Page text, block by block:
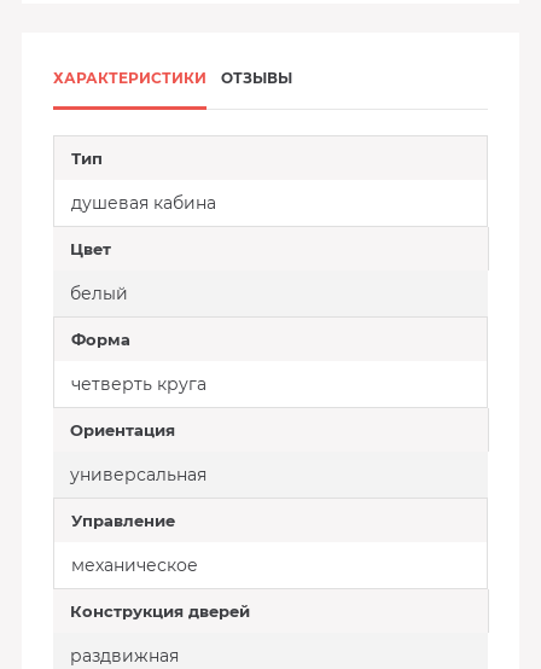
ХАРАКТЕРИСТИКИ ОТЗЫВЫ
Тип
душевая кабина
Цвет
белый
Форма
четверть круга
Ориентация
универсальная
Управление
механическое
Конструкция дверей
раздвижная